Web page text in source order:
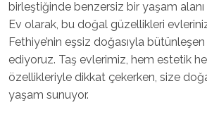
birleştiğinde benzersiz bir yaşam alanı
Ev olarak, bu doğal güzellikleri
Fethiye’nin eşsiz doğasıyla
ediyoruz. Taş evlerimiz, hem estetik
özellikleriyle dikkat çekerken, size
yaşam sunuyor.